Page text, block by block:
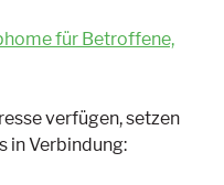
für Betroffene,
verfügen, setzen
in Verbindung: